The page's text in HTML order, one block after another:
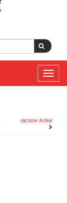
nächster Artikel